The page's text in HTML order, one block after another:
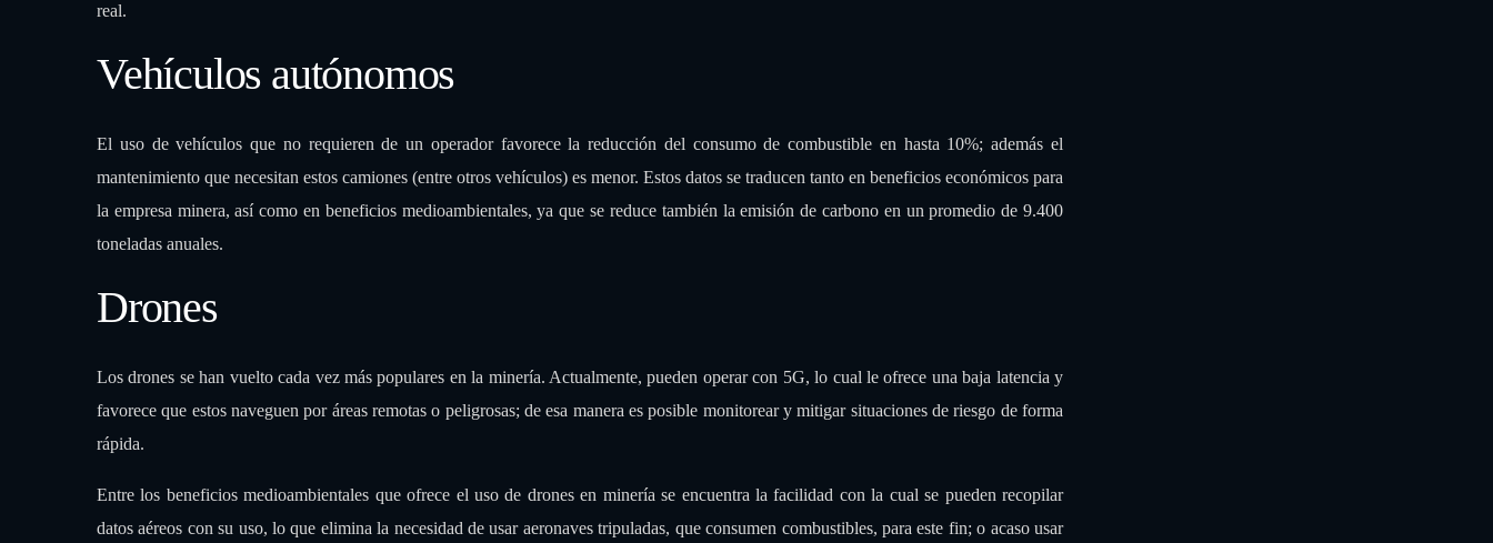
real.
Vehículos autónomos
El uso de vehículos que no requieren de un operador favorece la reducción del consumo de combustible en hasta 10%; además el
mantenimiento que necesitan estos camiones (entre otros vehículos) es menor. Estos datos se traducen tanto en beneficios económicos para
la empresa minera, así como en beneficios medioambientales, ya que se reduce también la emisión de carbono en un promedio de 9.400
toneladas anuales.
Drones
Los drones se han vuelto cada vez más populares en la minería. Actualmente, pueden operar con 5G, lo cual le ofrece una baja latencia y
favorece que estos naveguen por áreas remotas o peligrosas; de esa manera es posible monitorear y mitigar situaciones de riesgo de forma
rápida.
Entre los beneficios medioambientales que ofrece el uso de drones en minería se encuentra la facilidad con la cual se pueden recopilar
datos aéreos con su uso, lo que elimina la necesidad de usar aeronaves tripuladas, que consumen combustibles, para este fin; o acaso usar